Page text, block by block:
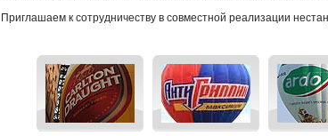
Приглашаем к сотрудничеству в совместной реализации